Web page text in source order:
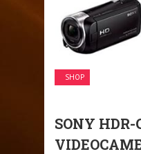
SHOP
SONY HDR-